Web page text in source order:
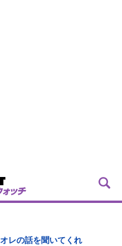
レの話を聞いてくれ